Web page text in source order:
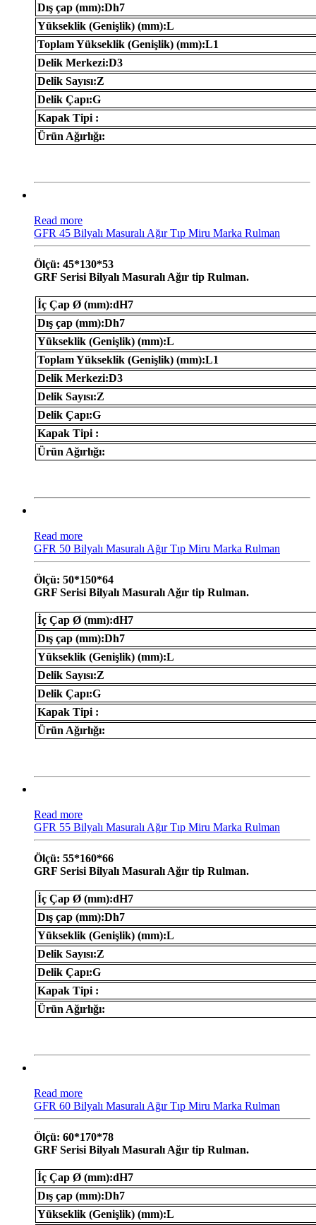
Dış çap (mm):Dh7
Yükseklik (Genişlik) (mm):L
Toplam Yükseklik (Genişlik) (mm):L1
Delik Merkezi:D3
Delik Sayısı:Z
Delik Çapı:G
Kapak Tipi :
Ürün Ağırlığı:
Read more
GFR 45 Bilyalı Masuralı Ağır Tıp Miru Marka Rulman
Ölçü: 45*130*53
GRF Serisi Bilyalı Masuralı Ağır tip Rulman.
İç Çap Ø (mm):dH7
Dış çap (mm):Dh7
Yükseklik (Genişlik) (mm):L
Toplam Yükseklik (Genişlik) (mm):L1
Delik Merkezi:D3
Delik Sayısı:Z
Delik Çapı:G
Kapak Tipi :
Ürün Ağırlığı:
Read more
GFR 50 Bilyalı Masuralı Ağır Tıp Miru Marka Rulman
Ölçü: 50*150*64
GRF Serisi Bilyalı Masuralı Ağır tip Rulman.
İç Çap Ø (mm):dH7
Dış çap (mm):Dh7
Yükseklik (Genişlik) (mm):L
Delik Sayısı:Z
Delik Çapı:G
Kapak Tipi :
Ürün Ağırlığı:
Read more
GFR 55 Bilyalı Masuralı Ağır Tıp Miru Marka Rulman
Ölçü: 55*160*66
GRF Serisi Bilyalı Masuralı Ağır tip Rulman.
İç Çap Ø (mm):dH7
Dış çap (mm):Dh7
Yükseklik (Genişlik) (mm):L
Delik Sayısı:Z
Delik Çapı:G
Kapak Tipi :
Ürün Ağırlığı:
Read more
GFR 60 Bilyalı Masuralı Ağır Tıp Miru Marka Rulman
Ölçü: 60*170*78
GRF Serisi Bilyalı Masuralı Ağır tip Rulman.
İç Çap Ø (mm):dH7
Dış çap (mm):Dh7
Yükseklik (Genişlik) (mm):L